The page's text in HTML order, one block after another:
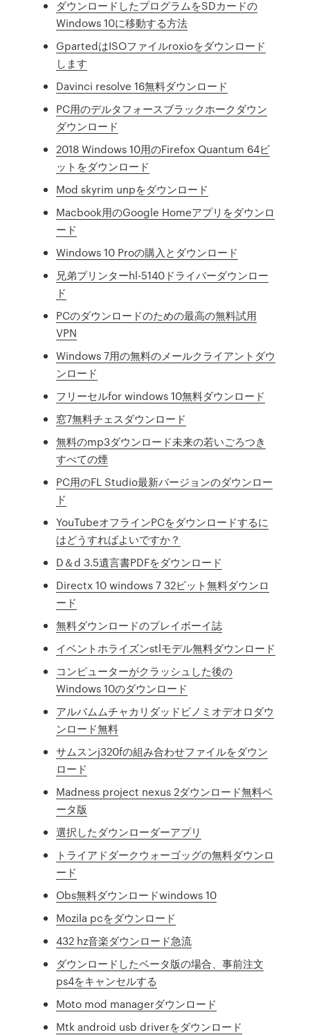
ダウンロードしたプログラムをSDカードの
Windows 10に移動する方法
GpartedはISOファイルroxioをダウンロード
します
Davinci resolve 16無料ダウンロード
PC用のデルタフォースブラックホークダウン
ダウンロード
2018 Windows 10用のFirefox Quantum 64ビ
ットをダウンロード
Mod skyrim unpをダウンロード
Macbook用のGoogle Homeアプリをダウンロ
ード
Windows 10 Proの購入とダウンロード
兄弟プリンターhl-5140ドライバーダウンロー
ド
PCのダウンロードのための最高の無料試用
VPN
Windows 7用の無料のメールクライアントダウ
ンロード
フリーセルfor windows 10無料ダウンロード
窓7無料チェスダウンロード
無料のmp3ダウンロード未来の若いごろつき
すべての煙
PC用のFL Studio最新バージョンのダウンロー
ド
YouTubeオフラインPCをダウンロードするに
はどうすればよいですか？
D＆d 3.5遺言書PDFをダウンロード
Directx 10 windows 7 32ビット無料ダウンロ
ード
無料ダウンロードのプレイボーイ誌
イベントホライズンstlモデル無料ダウンロード
コンピューターがクラッシュした後の
Windows 10のダウンロード
アルバムムチャカリダッドビノミオデオロダウ
ンロード無料
サムスンj320fの組み合わせファイルをダウン
ロード
Madness project nexus 2ダウンロード無料ベ
ータ版
選択したダウンローダーアプリ
トライアドダークウォーゴッグの無料ダウンロ
ード
Obs無料ダウンロードwindows 10
Mozila pcをダウンロード
432 hz音楽ダウンロード急流
ダウンロードしたベータ版の場合、事前注文
ps4をキャンセルする
Moto mod managerダウンロード
Mtk android usb driverをダウンロード